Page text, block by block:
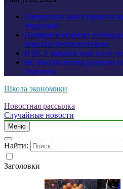
Лантратова анонсировала
Украиной
Патрушев отметил
морских беспилотников
В ВСУ начался хаос из-за
ВС России вновь ударили
Украины
Школа экономики
Новостная рассылка
Случайные новости
Меню
Найти:
Заголовки